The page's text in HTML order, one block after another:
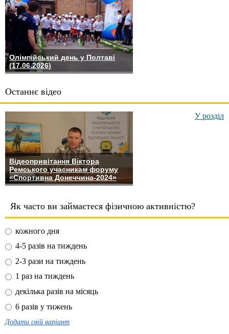
Олімпійський день у Полтаві
(17.06.2026)
Останнє відео
Відеопривітання Віктора
Ремського учасникам форуму
«Спортивна Донеччина-2024»
У розділ
Як часто ви займаєтеся фізичною активністю?
кожного дня
4-5 разів на тиждень
2-3 рази на тиждень
1 раз на тиждень
декілька разів на місяць
6 разів у тижень
Додати свій варіант